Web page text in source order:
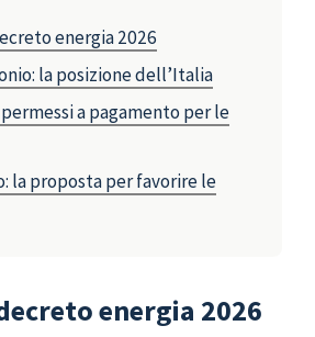
energia 2026
la posizione dell’Italia
a pagamento per le
la proposta per favorire le
energia 2026